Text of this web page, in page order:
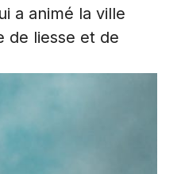
a animé la ville
de liesse et de